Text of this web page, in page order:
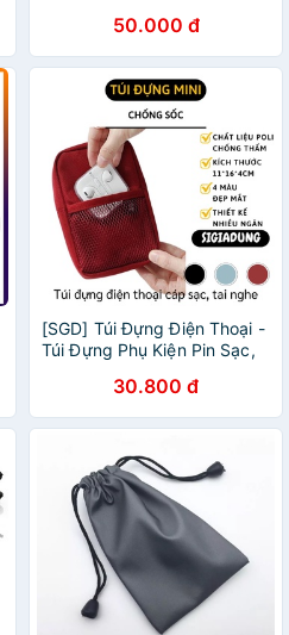
50.000 đ
[SGD] Túi Đựng Điện Thoại -
Túi Đựng Phụ Kiện Pin Sạc,
Sốc 695230.800 đ